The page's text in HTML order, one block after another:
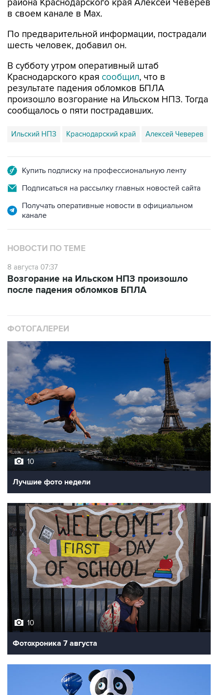
района Краснодарского края Алексей Чеверев
в своем канале в Max.
По предварительной информации, пострадали
шесть человек, добавил он.
В субботу утром оперативный штаб
Краснодарского края сообщил, что в
результате падения обломков БПЛА
произошло возгорание на Ильском НПЗ. Тогда
сообщалось о пяти пострадавших.
Ильский НПЗ Краснодарский край Алексей Чеверев
Купить подписку на профессиональную ленту
Подписаться на рассылку главных новостей сайта
Получать оперативные новости в официальном
канале
НОВОСТИ ПО ТЕМЕ
8 августа 07:37
Возгорание на Ильском НПЗ произошло
после падения обломков БПЛА
ФОТОГАЛЕРЕИ
10
Лучшие фото недели
10
Фотохроника 7 августа